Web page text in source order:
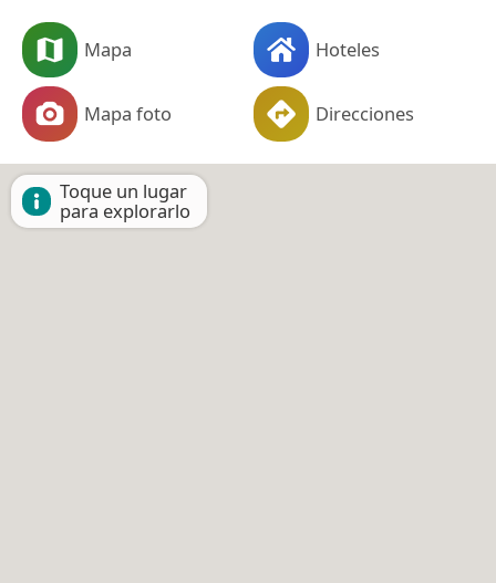
Mapa Hoteles
Mapa foto Direcciones
Toque un lugar
para explorarlo